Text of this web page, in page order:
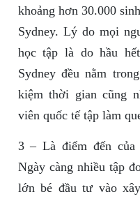
khoảng hơn 30.000
Sydney. Lý do mọi
học tập là do hầu
Sydney đều nằm
kiệm thời gian cũng
viên quốc tế tập làm
3 – Là điểm đến của
Ngày càng nhiều tập
lớn bé đầu tư vào